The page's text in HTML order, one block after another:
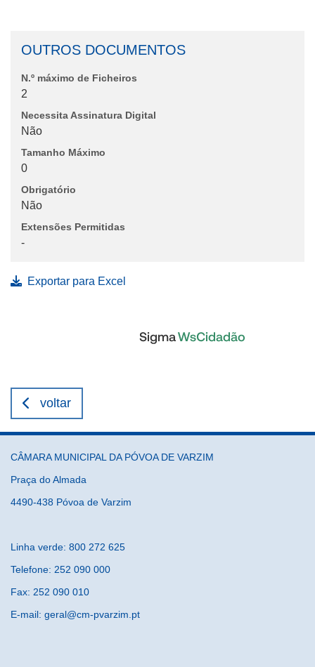
OUTROS DOCUMENTOS
N.º máximo de Ficheiros
2
Necessita Assinatura Digital
Não
Tamanho Máximo
0
Obrigatório
Não
Extensões Permitidas
-
Exportar para Excel
voltar
CÂMARA MUNICIPAL DA PÓVOA DE VARZIM
Praça do Almada
4490-438 Póvoa de Varzim
Linha verde: 800 272 625
Telefone: 252 090 000
Fax: 252 090 010
E-mail: geral@cm-pvarzim.pt